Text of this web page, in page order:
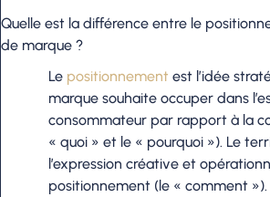
Quelle est la différence entre le
de marque ?
Le positionnement est l’idée
marque souhaite occuper dans
consommateur par rapport à la
« quoi » et le « pourquoi »). Le
l’expression créative et
positionnement (le « comment »).